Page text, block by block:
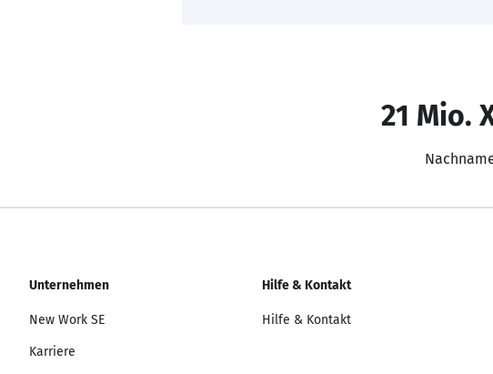
21 Mio.
Unternehmen
New Work SE
Karriere
Hilfe & Kontakt
Hilfe & Kontakt